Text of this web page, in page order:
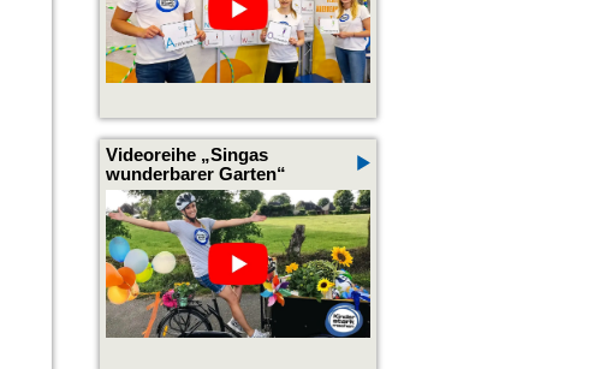
Videoreihe „Singas
wunderbarer Garten“